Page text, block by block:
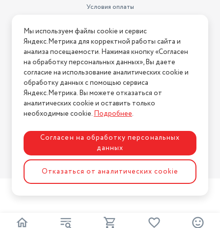
Условия оплаты
Условия возврата
Нашли ошибку на сайте? Напишите нам
2026 © Интернет-магазин "АстМаркет". У нас есть всё!
Политика конфиденциальности
Разработка сайтаASTDESIGN
Мы используем файлы cookie и сервис
Яндекс.Метрика для корректной работы сайта и
анализа посещаемости. Нажимая кнопку «Согласен
на обработку персональных данных», Вы даете
согласие на использование аналитических cookie и
обработку данных с помощью сервиса
Яндекс.Метрика. Вы можете отказаться от
аналитических cookie и оставить только
необходимые cookie.Подробнее.
Согласен на обработку персональных
данных
Отказаться от аналитических cookie